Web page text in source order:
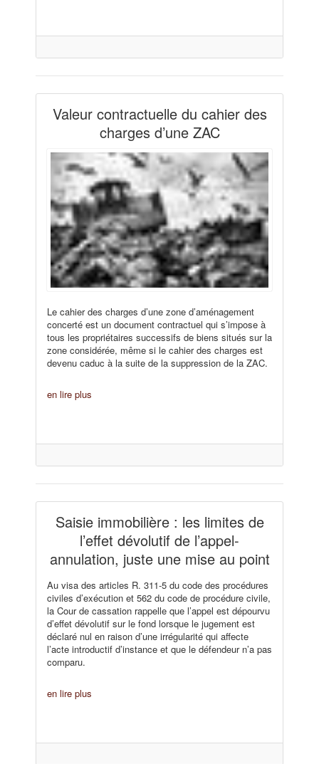
Valeur contractuelle du cahier des
charges d’une ZAC
Le cahier des charges d’une zone d’aménagement
concerté est un document contractuel qui s’impose à
tous les propriétaires successifs de biens situés sur la
zone considérée, même si le cahier des charges est
devenu caduc à la suite de la suppression de la ZAC.
en lire plus
Saisie immobilière : les limites de
l’effet dévolutif de l’appel-
annulation, juste une mise au point
Au visa des articles R. 311-5 du code des procédures
civiles d’exécution et 562 du code de procédure civile,
la Cour de cassation rappelle que l’appel est dépourvu
d’effet dévolutif sur le fond lorsque le jugement est
déclaré nul en raison d’une irrégularité qui affecte
l’acte introductif d’instance et que le défendeur n’a pas
comparu.
en lire plus